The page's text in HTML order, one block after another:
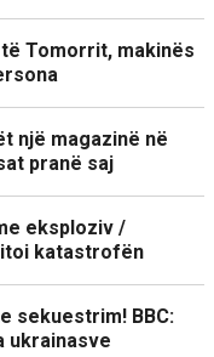
Tomorrit, makinës
një magazinë në
pranë saj
eksploziv /
katastrofën
sekuestrim! BBC:
ukrainasve